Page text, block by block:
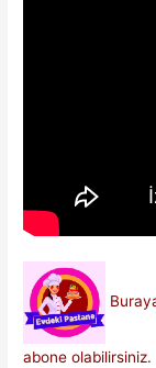
abone olabilirsiniz.